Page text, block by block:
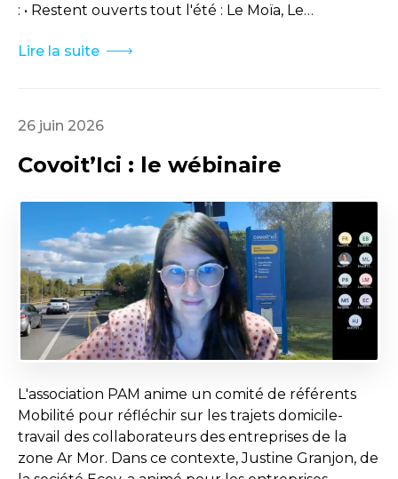
: • Restent ouverts tout l'été : Le Moïa, Le…
Lire la suite
26 juin 2026
Covoit’Ici : le wébinaire
L'association PAM anime un comité de référents
Mobilité pour réfléchir sur les trajets domicile-
travail des collaborateurs des entreprises de la
zone Ar Mor. Dans ce contexte, Justine Granjon, de